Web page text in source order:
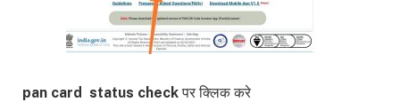
pan card status checkपर क्लिक करे